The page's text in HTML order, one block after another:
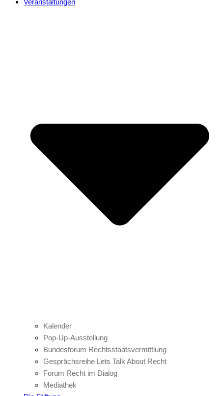
Veranstaltungen
Kalender
Pop-Up-Ausstellung
Bundesforum Rechtsstaatsvermittlung
Gesprächsreihe Lets Talk About Recht
Forum Recht im Dialog
Mediathek